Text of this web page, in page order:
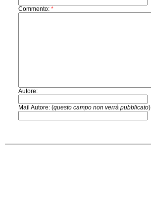
Commento: *
Autore:
Mail Autore: (questo campo non verrà pubblicato)